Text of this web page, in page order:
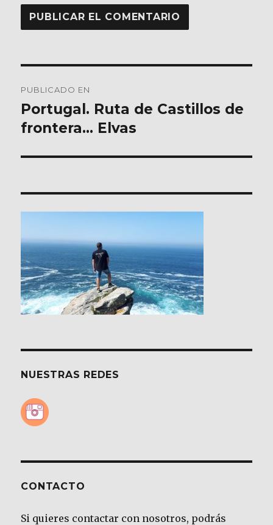
de
entradas
PUBLICADO EN
Portugal. Ruta de Castillos de
frontera… Elvas
NUESTRAS REDES
CONTACTO
Si quieres contactar con nosotros, podrás